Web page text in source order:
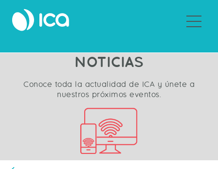
NOTICIAS
Conoce toda la actualidad de ICA y únete a
nuestros próximos eventos.